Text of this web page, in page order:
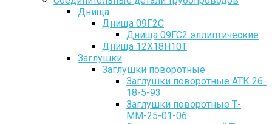
Днища
Днища 09Г2С
Днища 09ГС2 эллиптические
Днища 12Х18Н10Т
Заглушки
Заглушки поворотные
Заглушки поворотные АТК 26-
18-5-93
Заглушки поворотные Т-
ММ-25-01-06